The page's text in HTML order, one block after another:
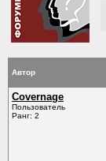
Автор
Covernage
Пользователь
Ранг: 2